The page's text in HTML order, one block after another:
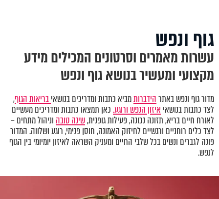
גוף ונפש
עשרות מאמרים וסרטונים המכילים מידע
מקצועי ומעשיר בנושא גוף ונפש
מדור גוף ונפש באתרהידברותמביא כתבות ומדריכים בנושאיבריאות הגוף,
לצד כתבות בנושאי איזון הנפש ורוגע.כאן תמצאו כתבות ומדריכים מעשיים
לאורח חיים בריא, תזונה נכונה, פעילות גופנית,שינה טובה וניהול מתחים –
לצד כלים רוחניים ורגשיים לחיזוק האמונה, חוסן פנימי, רוגע ושלווה. המדור
פונה לגברים ונשים בכל שלבי החיים ומעניק השראה לאיזון יומיומי בין הגוף
לנפש.